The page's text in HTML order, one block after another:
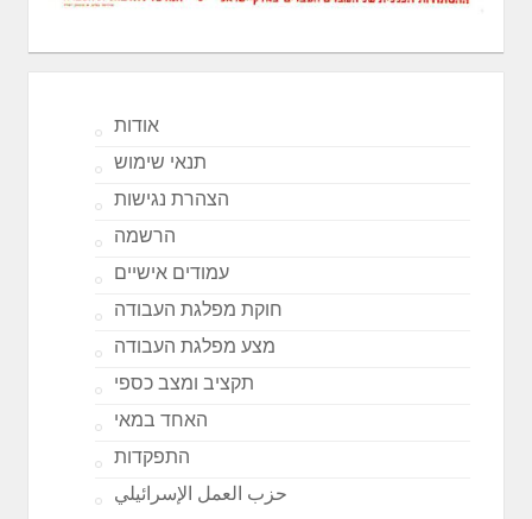
אודות
תנאי שימוש
הצהרת נגישות
הרשמה
עמודים אישיים
חוקת מפלגת העבודה
מצע מפלגת העבודה
תקציב ומצב כספי
האחד במאי
התפקדות
حزب العمل الإسرائيلي